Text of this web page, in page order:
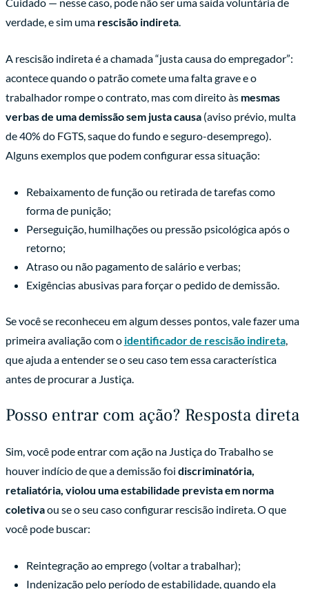
verdade, e sim uma rescisão indireta.
A rescisão indireta é a chamada “justa causa do empregador”:
acontece quando o patrão comete uma falta grave e o
trabalhador rompe o contrato, mas com direito às mesmas
verbas de uma demissão sem justa causa(aviso prévio, multa
de 40% do FGTS, saque do fundo e seguro-desemprego).
Alguns exemplos que podem configurar essa situação:
Rebaixamento de função ou retirada de tarefas como
forma de punição;
Perseguição, humilhações ou pressão psicológica após o
retorno;
Atraso ou não pagamento de salário e verbas;
Exigências abusivas para forçar o pedido de demissão.
Se você se reconheceu em algum desses pontos, vale fazer uma
primeira avaliação com o identificador de rescisão indireta,
que ajuda a entender se o seu caso tem essa característica
antes de procurar a Justiça.
Posso entrar com ação? Resposta direta
Sim, você pode entrar com ação na Justiça do Trabalho se
houver indício de que a demissão foi discriminatória,
retaliatória, violou uma estabilidade prevista em norma
coletivaou se o seu caso configurar rescisão indireta. O que
você pode buscar:
Reintegração ao emprego (voltar a trabalhar);
Indenização pelo período de estabilidade, quando ela